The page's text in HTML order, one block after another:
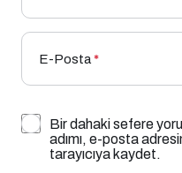
E-Posta*
Bir dahaki sefere
adımı, e-posta
tarayıcıya kaydet.